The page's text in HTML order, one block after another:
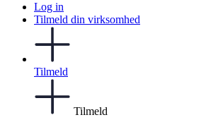
Log in
Tilmeld din virksomhed
Tilmeld
Tilmeld